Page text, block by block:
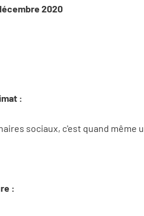
2020
:
sociaux, c'est quand même
: